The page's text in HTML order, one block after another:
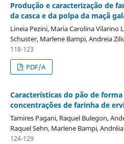
Produção e caracterização de
da casca e da polpa da maçã
Lineia Pezini, Maria Carolina Vilarino
Schuster, Marlene Bampi, Andreia
118-123
PDF/A
Características do pão de
concentrações de farinha de
Tamires Pagani, Raquel Bulegon,
Raquel Sehn, Marlene Bampi,
124-129